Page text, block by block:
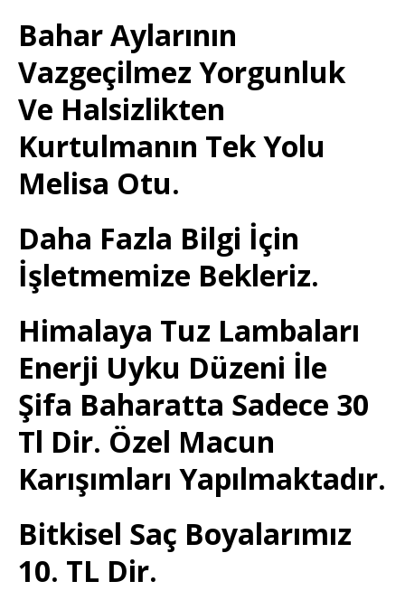
Bahar Aylarının
Vazgeçilmez Yorgunluk
Ve Halsizlikten
Kurtulmanın Tek Yolu
Melisa Otu.
Daha Fazla Bilgi İçin
İşletmemize Bekleriz.
Himalaya Tuz Lambaları
Enerji Uyku Düzeni İle
Şifa Baharatta Sadece 30
Tl Dir. Özel Macun
Karışımları Yapılmaktadır.
Bitkisel Saç Boyalarımız
10. TL Dir.